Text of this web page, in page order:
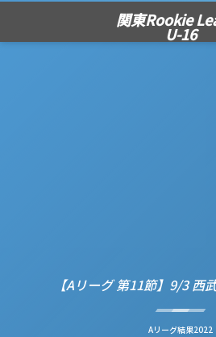
関東Rookie
U-16
【Aリーグ 第11節】9/3 西
Aリーグ結果2022